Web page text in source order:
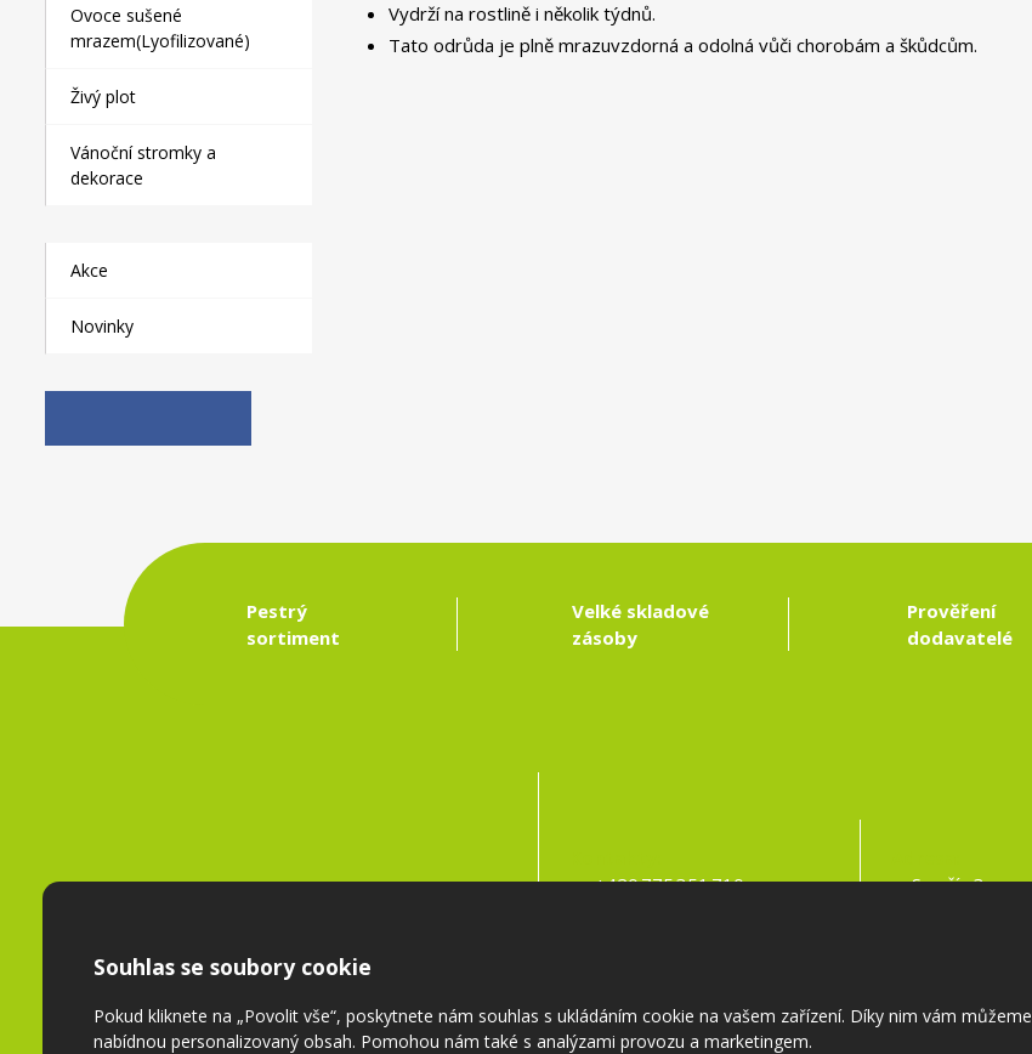
Vydrží na rostlině i několik týdnů.
Tato odrůda je plně mrazuvzdorná a odolná vůči chorobám a škůdcům.
Ovoce sušené
mrazem(Lyofilizované)
Živý plot
Vánoční stromky a
dekorace
Akce
Novinky
Pestrý
sortiment
Velké skladové
zásoby
Prověření
dodavatelé
+420 775 351 710
Samšín 3
Souhlas se soubory cookie
Pokud kliknete na „Povolit vše“, poskytnete nám souhlas s ukládáním cookie na vašem zařízení. Díky nim vám můžeme
nabídnou personalizovaný obsah. Pomohou nám také s analýzami provozu a marketingem.